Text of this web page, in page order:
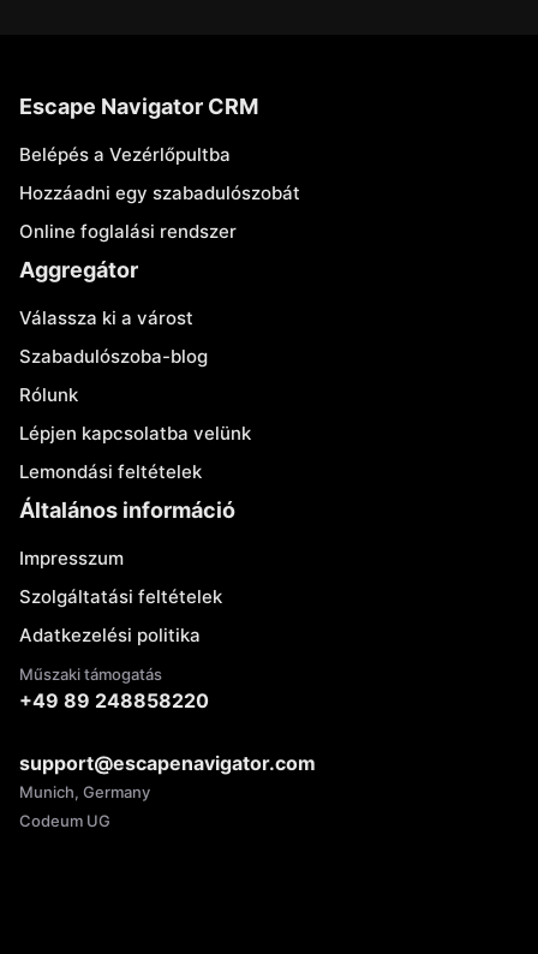
Escape Navigator CRM
Belépés a Vezérlőpultba
Hozzáadni egy szabadulószobát
Online foglalási rendszer
Aggregátor
Válassza ki a várost
Szabadulószoba-blog
Rólunk
Lépjen kapcsolatba velünk
Lemondási feltételek
Általános információ
Impresszum
Szolgáltatási feltételek
Adatkezelési politika
Műszaki támogatás
+49 89 248858220
support@escapenavigator.com
Munich, Germany
Codeum UG